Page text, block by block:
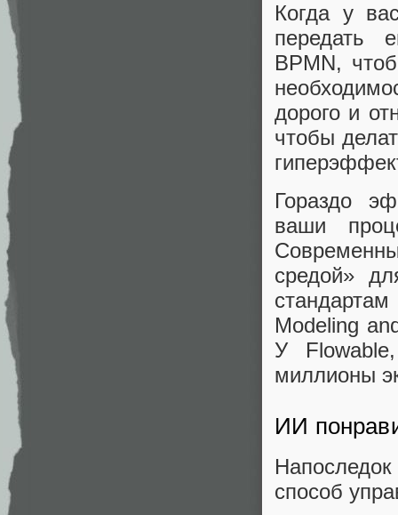
Когда у
передать
BPMN,
дорого и
чтобы
Гораздо
ваши
средой»
Modeling
У
миллионы
ИИ
способ